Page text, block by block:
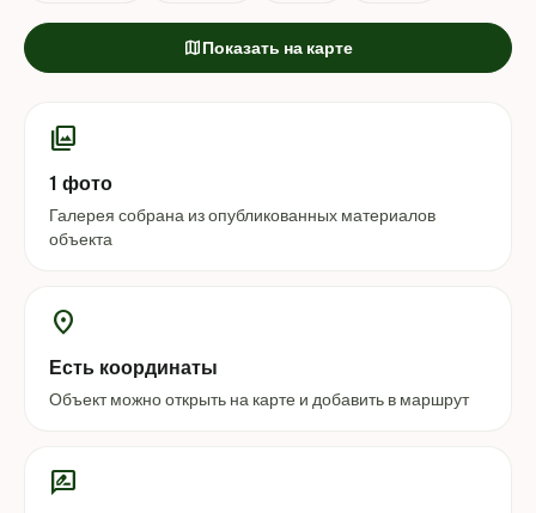
mapПоказать на карте
photo_library
1 фото
Галерея собрана из опубликованных материалов
объекта
location_on
Есть координаты
Объект можно открыть на карте и добавить в маршрут
rate_review